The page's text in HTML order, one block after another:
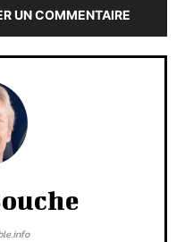
UN COMMENTAIRE